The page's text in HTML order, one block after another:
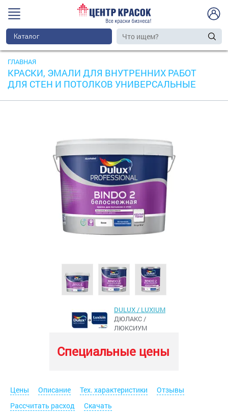
Каталог
ГЛАВНАЯ
КРАСКИ, ЭМАЛИ ДЛЯ ВНУТРЕННИХ РАБОТ
ДЛЯ СТЕН И ПОТОЛКОВ УНИВЕРСАЛЬНЫЕ
DULUX / LUXIUM
ДЮЛАКС /
ЛЮКСИУМ
Специальные цены
Цены Описание Тех. характеристики
Отзывы
Рассчитать расход
Скачать